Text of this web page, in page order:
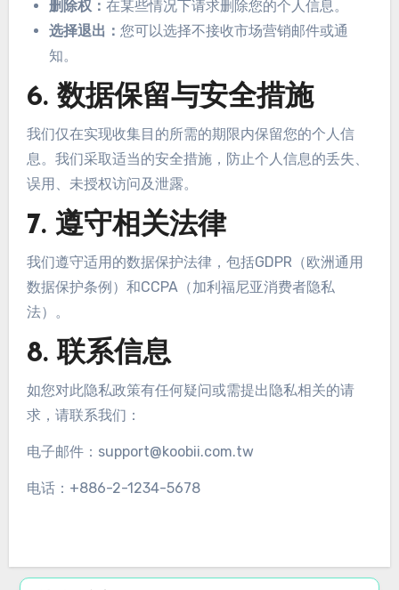
删除权：在某些情况下请求删除您的个人信息。
选择退出：您可以选择不接收市场营销邮件或通
知。
6. 数据保留与安全措施
我们仅在实现收集目的所需的期限内保留您的个人信
息。我们采取适当的安全措施，防止个人信息的丢失、
误用、未授权访问及泄露。
7. 遵守相关法律
我们遵守适用的数据保护法律，包括GDPR（欧洲通用
数据保护条例）和CCPA（加利福尼亚消费者隐私
法）。
8. 联系信息
如您对此隐私政策有任何疑问或需提出隐私相关的请
求，请联系我们：
电子邮件： support@koobii.com.tw
电话：+886-2-1234-5678